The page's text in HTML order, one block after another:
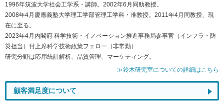
1996年筑波大学社会工学系・講師。2002年6月同助教授。
2008年4月慶應義塾大学理工学部管理工学科・准教授。2011年4月同教授、現
在に至る。
2023年4月内閣府 科学技術・イノベーション推進事務局参事官（インフラ・防
災担当）付上席科学技術政策フェロー（非常勤）
研究分野は応用統計解析、品質管理、マーケティング。
≫鈴木研究室についての詳細はこちら
顧客満足度について